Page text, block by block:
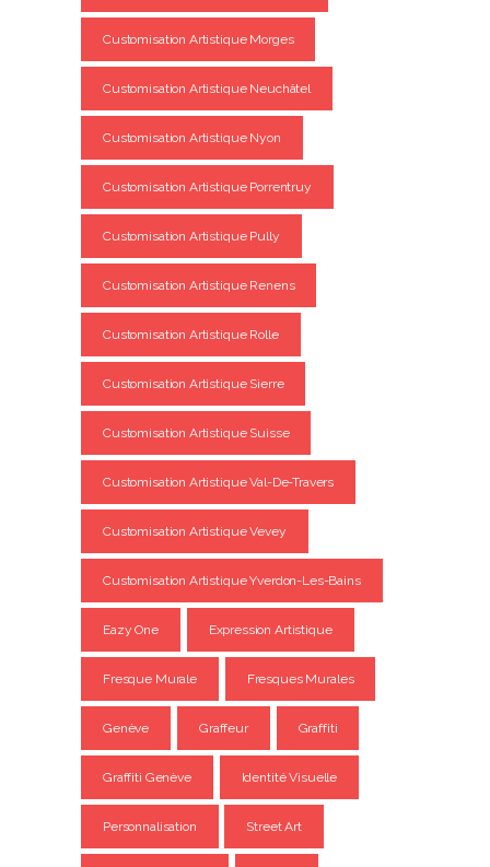
Customisation Artistique Morges
Customisation Artistique Neuchâtel
Customisation Artistique Nyon
Customisation Artistique Porrentruy
Customisation Artistique Pully
Customisation Artistique Renens
Customisation Artistique Rolle
Customisation Artistique Sierre
Customisation Artistique Suisse
Customisation Artistique Val-De-Travers
Customisation Artistique Vevey
Customisation Artistique Yverdon-Les-Bains
Eazy One Expression Artistique
Fresque Murale Fresques Murales
Genève Graffeur Graffiti
Graffiti Genève Identité Visuelle
Personnalisation Street Art